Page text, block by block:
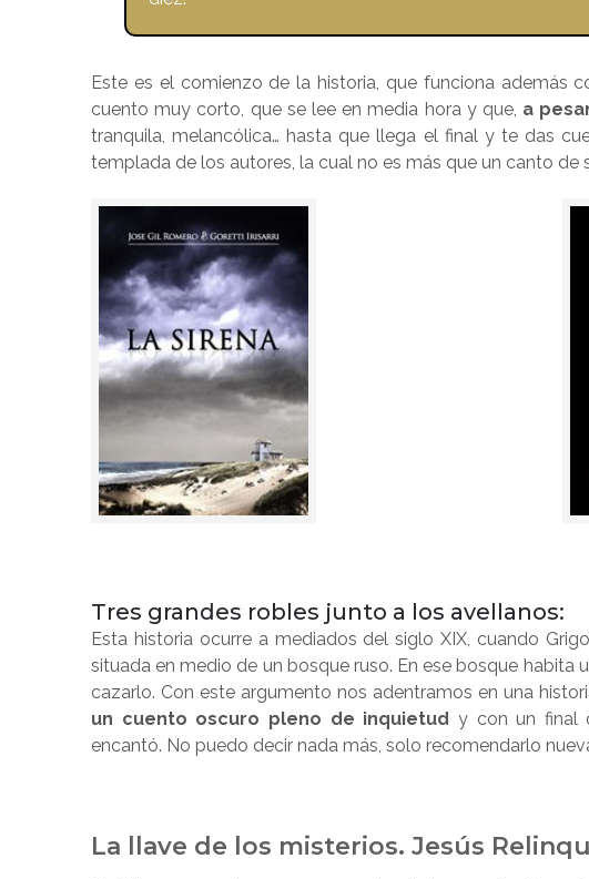
Este es el comienzo de la historia, que funciona además
cuento muy corto, que se lee en media hora y que, a
tranquila, melancólica… hasta que llega el final y te das
templada de los autores, la cual no es más que un canto de
Tres grandes robles junto a los avellanos:
Esta historia ocurre a mediados del siglo XIX, cuando
situada en medio de un bosque ruso. En ese bosque
cazarlo. Con este argumento nos adentramos en una
un cuento oscuro pleno de inquietud y con un final
encantó. No puedo decir nada más, solo recomendarlo
La llave de los misterios. Jesús